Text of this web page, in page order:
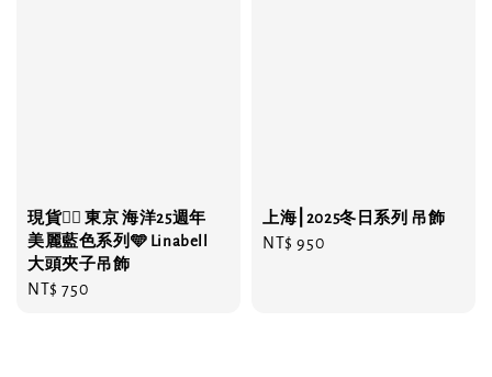
現貨❤️‍🔥 東京 海洋25週年
美麗藍色系列🩵 Linabell
大頭夾子吊飾
Regular
NT$ 750
上海⎮2025冬日系列 吊飾
Regular
NT$ 950